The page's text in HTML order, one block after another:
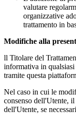
valutare
organizzative
trattamento in
Modifiche alla
ll Titolare del
informativa in
tramite questa
Nel caso in cui le
consenso dell'Utente,
dell'Utente, se